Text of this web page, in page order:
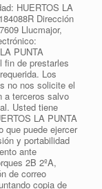
HUERTOS LA
Dirección
Llucmajor,
PUNTA
fin de prestarles
Los
no nos solicite el
a terceros salvo
Usted tiene
LA PUNTA
que puede ejercer
y portabilidad
ante
2B 2ºA,
de correo
copia de